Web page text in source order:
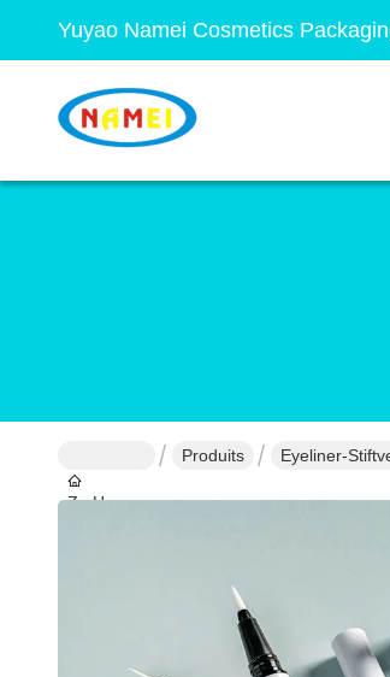
Yuyao Namei Cosmetics
Zu Hause
Produits Eyeliner-